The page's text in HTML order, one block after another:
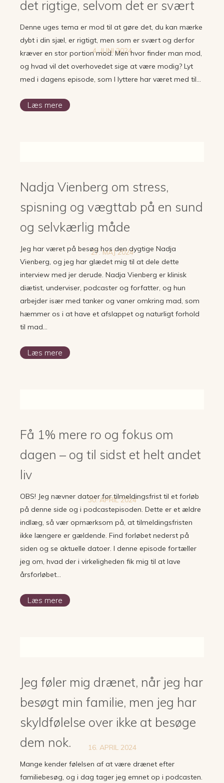
det rigtige, selvom det er svært
4. JUNI 2024
Denne uges tema er mod til at gøre det, du kan mærke
dybt i din sjæl, er rigtigt, men som er svært og derfor
kræver en stor portion mod. Men hvor finder man mod,
og hvad vil det overhovedet sige at være modig? Lyt
med i dagens episode, som I lyttere har været med til…
Læs mere
Nadja Vienberg om stress,
spisning og vægttab på en sund
og selvkærlig måde
27. MAJ 2024
Jeg har været på besøg hos den dygtige Nadja
Vienberg, og jeg har glædet mig til at dele dette
interview med jer derude. Nadja Vienberg er klinisk
diætist, underviser, podcaster og forfatter, og hun
arbejder især med tanker og vaner omkring mad, som
hæmmer os i at have et afslappet og naturligt forhold
til mad…
Læs mere
Få 1% mere ro og fokus om
dagen – og til sidst et helt andet
liv
30. APRIL 2024
OBS! Jeg nævner datoer for tilmeldingsfrist til et forløb
på denne side og i podcastepisoden. Dette er et ældre
indlæg, så vær opmærksom på, at tilmeldingsfristen
ikke længere er gældende. Find forløbet nederst på
siden og se aktuelle datoer. I denne episode fortæller
jeg om, hvad der i virkeligheden fik mig til at lave
årsforløbet…
Læs mere
Jeg føler mig drænet, når jeg har
besøgt min familie, men jeg har
skyldfølelse over ikke at besøge
dem nok.
16. APRIL 2024
Mange kender følelsen af at være drænet efter
familiebesøg, og i dag tager jeg emnet op i podcasten.